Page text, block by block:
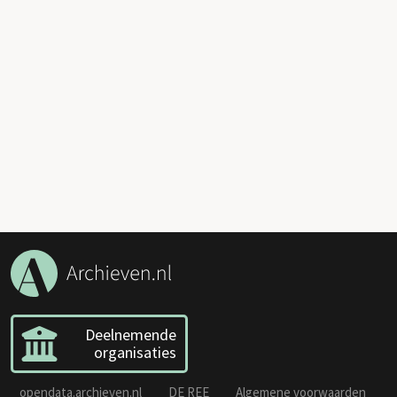
Deelnemende
organisaties
opendata.archieven.nl DE REE Algemene voorwaarden